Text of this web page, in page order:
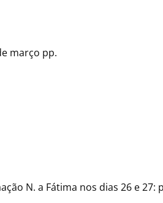
março pp.
N. a Fátima nos dias 26 e 27: